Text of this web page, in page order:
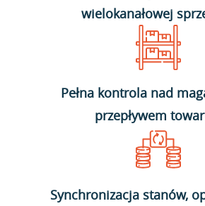
wielokanałowej
Pełna kontrola nad
przepływem
Synchronizacja stanów,